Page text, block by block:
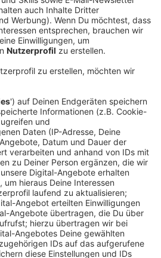
11.04.2023 13:45
(9. April 2023) beim
Das haben die
Untersuchungen
wegen dieser Verletzung in
Partie schon vorzeitig
Bisher hat er in dieser Saison
bestritten. Wie lange genau
droht, ist aktuell unklar.
diese Woche der Vorverkauf
Mai gegen Holstein Kiel.
April 2023) zunächst für
dann auch mit dem